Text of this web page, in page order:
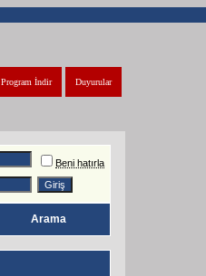
Duyurular
Program İndir
Beni hatırla
Arama